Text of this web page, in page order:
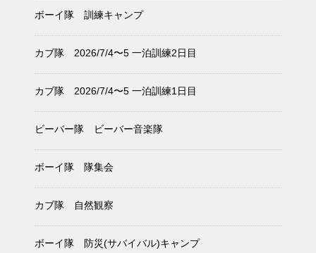
ボーイ隊 訓練キャンプ
カブ隊 2026/7/4〜5 一泊訓練2日目
カブ隊 2026/7/4〜5 一泊訓練1日目
ビーバー隊 ビーバー音楽隊
ボーイ隊 隊集会
カブ隊 自然観察
ボーイ隊 防災(サバイバル)キャンプ